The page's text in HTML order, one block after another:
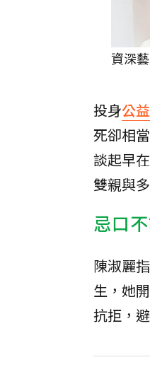
資深
投身公益
死卻相
談起早
雙親與
忌口
陳淑麗
生，她
抗拒，